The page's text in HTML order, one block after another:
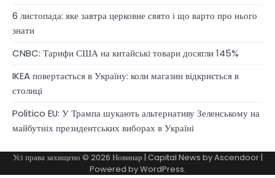
6 листопада: яке завтра церковне свято і що варто про нього
знати
CNBC: Тарифи США на китайські товари досягли 145%
IKEA повертається в Україну: коли магазин відкриється в
столиці
Politico EU: У Трампа шукають альтернативу Зеленському на
майбутніх президентських виборах в Україні
Усі права захищено © 2026 Новинар | Capital News byAscendoor|
Powered byWordPress.